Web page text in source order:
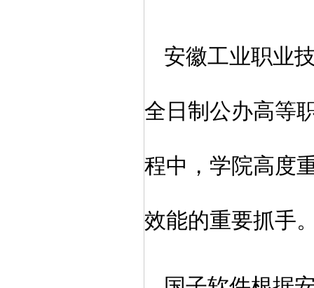
安徽工业职业
全日制公办高等
程中，学院高度
效能的重要抓手